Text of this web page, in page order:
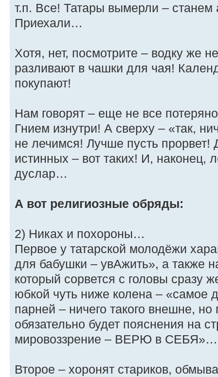
т.п. Все! Татары вымерли –
Приехали…
Хотя, нет, посмотрите – водку же
разливают в чашки для чая!
покупают!
Нам говорят – еще не все
Гнием изнутри! А сверху – «так,
не лечимся! Лучше пусть прорвет!
истинных – вот таких! И,
дуслар…
А вот религиозные обряды:
2) Никах и похороны…
Первое у татарской молодёжи
для бабушки – увАжить», а также
который сорвется с головы сразу
юбкой чуть ниже колена – «самое
парней – ничего такого внешне, но
обязательно будет пояснения на
мировоззрение – ВЕРЮ в
Второе – хоронят стариков,